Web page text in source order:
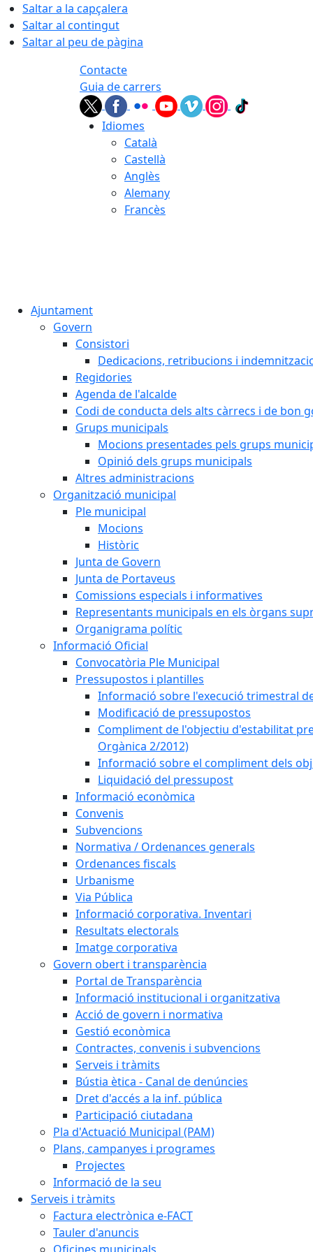
Saltar a la capçalera
Saltar al contingut
Saltar al peu de pàgina
Contacte
Guia de carrers
Idiomes
Català
Castellà
Anglès
Alemany
Francès
Ajuntament
Govern
Consistori
Dedicacions, retribucions i
Regidories
Agenda de l'alcalde
Codi de conducta dels alts càrrecs i de bon
Grups municipals
Mocions presentades pels grups
Opinió dels grups municipals
Altres administracions
Organització municipal
Ple municipal
Mocions
Històric
Junta de Govern
Junta de Portaveus
Comissions especials i informatives
Representants municipals en els òrgans
Organigrama polític
Informació Oficial
Convocatòria Ple Municipal
Pressupostos i plantilles
Informació sobre l'execució trimestral
Modificació de pressupostos
Compliment de l'objectiu d'estabilitat
Orgànica 2/2012)
Informació sobre el compliment dels
Liquidació del pressupost
Informació econòmica
Convenis
Subvencions
Normativa / Ordenances generals
Ordenances fiscals
Urbanisme
Via Pública
Informació corporativa. Inventari
Resultats electorals
Imatge corporativa
Govern obert i transparència
Portal de Transparència
Informació institucional i organitzativa
Acció de govern i normativa
Gestió econòmica
Contractes, convenis i subvencions
Serveis i tràmits
Bústia ètica - Canal de denúncies
Dret d'accés a la inf. pública
Participació ciutadana
Pla d'Actuació Municipal (PAM)
Plans, campanyes i programes
Projectes
Informació de la seu
Serveis i tràmits
Factura electrònica e-FACT
Tauler d'anuncis